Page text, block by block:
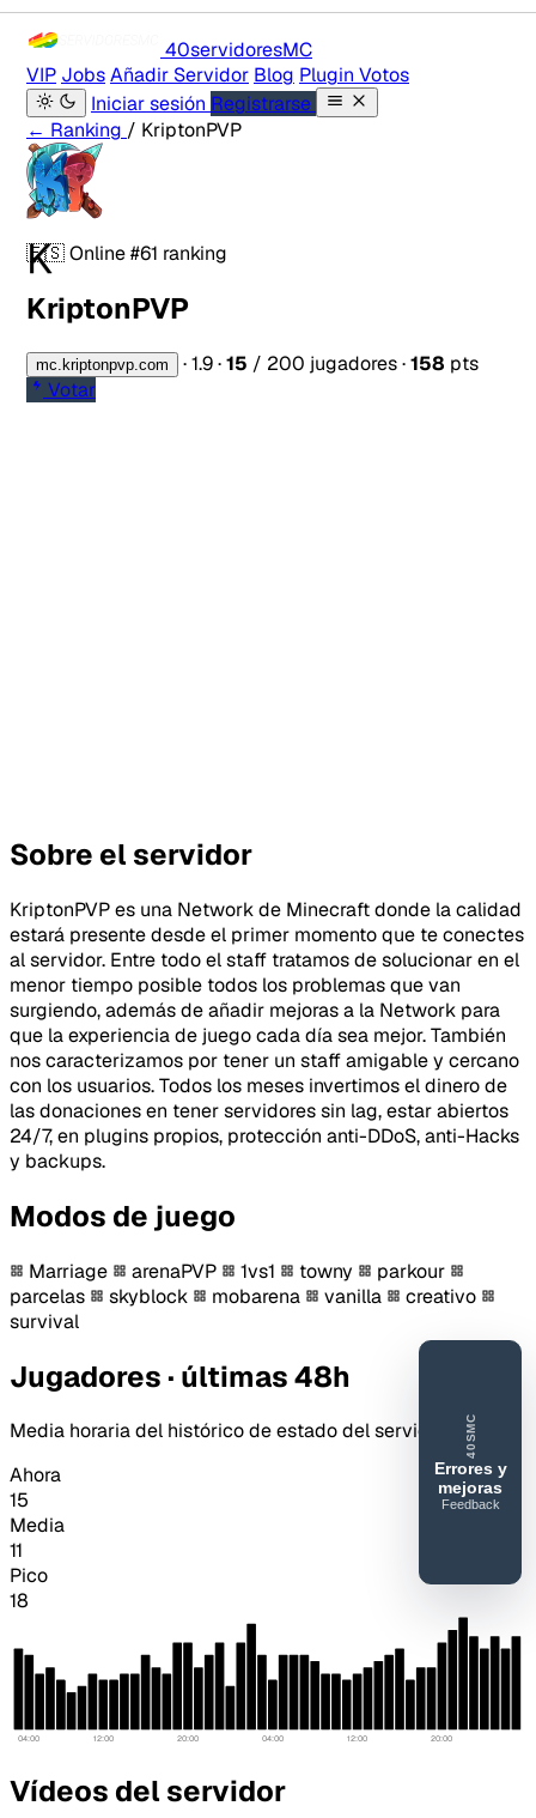
40servidoresMC
VIP JobsAñadir Servidor Blog Plugin Votos
Iniciar sesión Registrarse
← Ranking / KriptonPVP
K
🇪🇸Online#61 ranking
KriptonPVP
mc.kriptonpvp.com ·1.9·15 / 200 jugadores·158 pts
Votar
Sobre el servidor
KriptonPVP es una Network de Minecraft donde la calidad
estará presente desde el primer momento que te conectes
al servidor. Entre todo el staff tratamos de solucionar en el
menor tiempo posible todos los problemas que van
surgiendo, además de añadir mejoras a la Network para
que la experiencia de juego cada día sea mejor. También
nos caracterizamos por tener un staff amigable y cercano
con los usuarios. Todos los meses invertimos el dinero de
las donaciones en tener servidores sin lag, estar abiertos
24/7, en plugins propios, protección anti-DDoS, anti-Hacks
y backups.
Modos de juego
Marriage arenaPVP 1vs1 towny
parkour
parcelas
skyblock mobarena vanilla
creativo
survival
Jugadores · últimas 48h
Media horaria del histórico de estado del servidor.
Ahora
15
Media
11
Pico
18
04:00 12:00 20:00 04:00 12:00 20:00
Vídeos del servidor
40SMC
Errores y
mejoras
Feedback